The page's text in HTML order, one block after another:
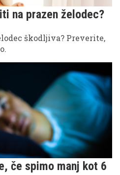
na prazen želodec?
škodljiva? Preverite,
če spimo manj kot 6